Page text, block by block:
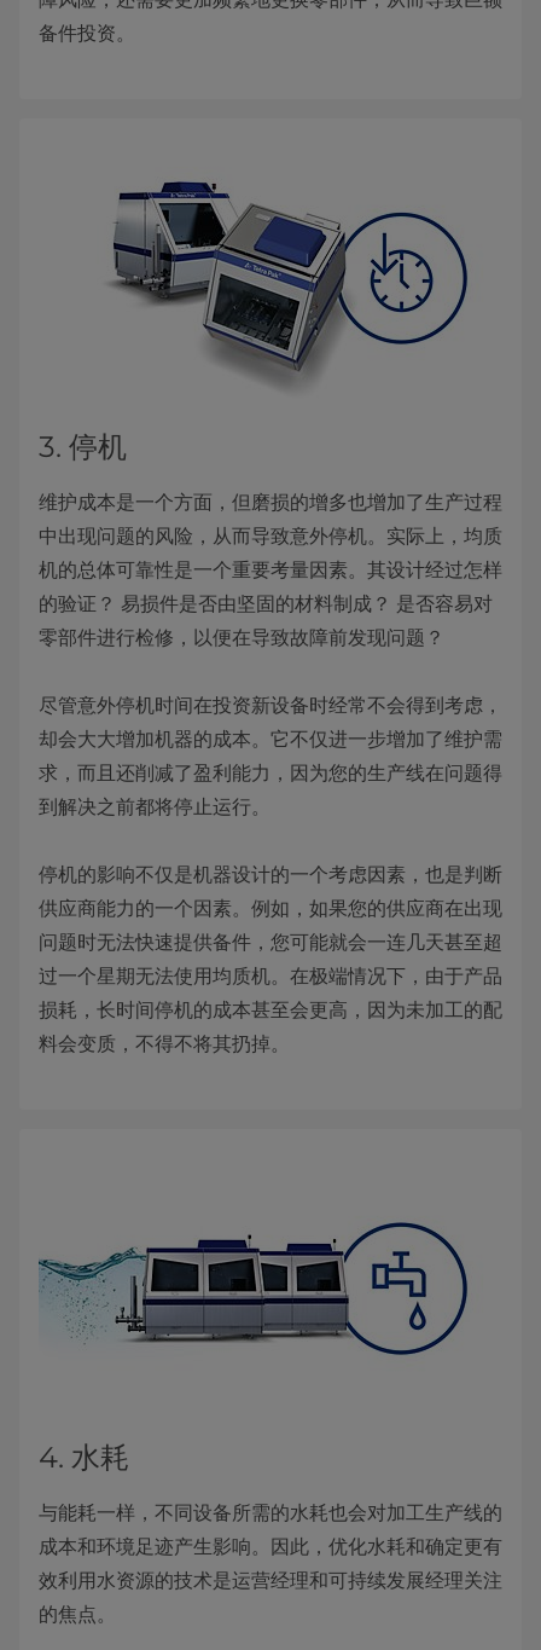
备件投资。
3. 停机
维护成本是一个方面，但磨损的增多也增加了生产过程
中出现问题的风险，从而导致意外停机。实际上，均质
机的总体可靠性是一个重要考量因素。其设计经过怎样
的验证？ 易损件是否由坚固的材料制成？ 是否容易对
零部件进行检修，以便在导致故障前发现问题？
尽管意外停机时间在投资新设备时经常不会得到考虑，
却会大大增加机器的成本。它不仅进一步增加了维护需
求，而且还削减了盈利能力，因为您的生产线在问题得
到解决之前都将停止运行。
停机的影响不仅是机器设计的一个考虑因素，也是判断
供应商能力的一个因素。例如，如果您的供应商在出现
问题时无法快速提供备件，您可能就会一连几天甚至超
过一个星期无法使用均质机。在极端情况下，由于产品
损耗，长时间停机的成本甚至会更高，因为未加工的配
料会变质，不得不将其扔掉。
4. 水耗
与能耗一样，不同设备所需的水耗也会对加工生产线的
成本和环境足迹产生影响。因此，优化水耗和确定更有
效利用水资源的技术是运营经理和可持续发展经理关注
的焦点。